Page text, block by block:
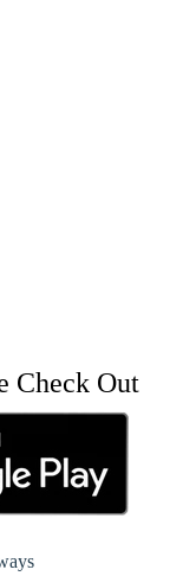
Check Out